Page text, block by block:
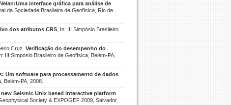
interface gráfica para análise de
da Sociedade Brasileira de Geofísica, Rio de
dos atributos CRS , In: III Simpósio Brasileiro
Cruz. Verificação do desempenho do
III Simpósio Brasileiro de Geofísica, Belém-PA,
Um software para processamento de dados
Belém-PA, 2008.
new Seismic Unix based interactive platform
Society & EXPOGEF 2009, Salvador,